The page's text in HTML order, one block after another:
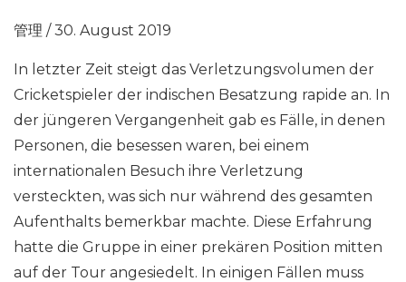
管理 / 30. August 2019
In letzter Zeit steigt das Verletzungsvolumen der
Cricketspieler der indischen Besatzung rapide an. In
der jüngeren Vergangenheit gab es Fälle, in denen
Personen, die besessen waren, bei einem
internationalen Besuch ihre Verletzung
versteckten, was sich nur während des gesamten
Aufenthalts bemerkbar machte. Diese Erfahrung
hatte die Gruppe in einer prekären Position mitten
auf der Tour angesiedelt. In einigen Fällen muss